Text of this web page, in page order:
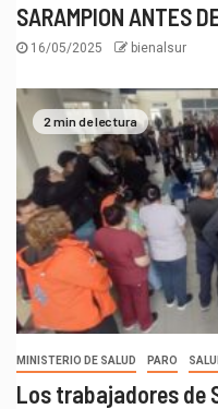
SARAMPION ANTES
16/05/2025 bienalsur
2 min de lectura
MINISTERIO DE SALUD PARO
Los trabajadores de